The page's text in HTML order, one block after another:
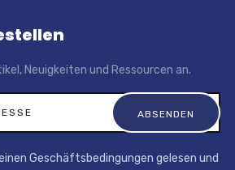
Neuigkeiten und Ressourcen an.
Geschäftsbedingungen gelesen und